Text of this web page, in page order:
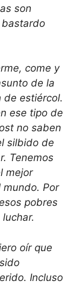
son
bastardo
come y
de la
de estiércol.
ese tipo de
no saben
silbido de
Tenemos
mejor
Por
pobres
oír que
Incluso